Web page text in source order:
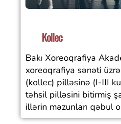
Kollec
Bakı Xoreoqrafiya
xoreoqrafiya sənəti
(kollec) pilləsinə (I-III
təhsil pilləsini bitirmiş
illərin məzunları qəbul